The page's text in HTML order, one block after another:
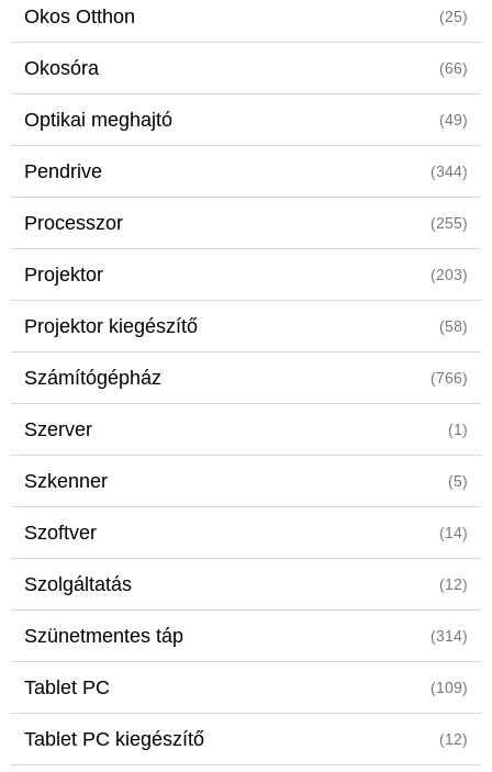
Okos Otthon (25)
Okosóra (66)
Optikai meghajtó (49)
Pendrive (344)
Processzor (255)
Projektor (203)
Projektor kiegészítő (58)
Számítógépház (766)
Szerver (1)
Szkenner (5)
Szoftver (14)
Szolgáltatás (12)
Szünetmentes táp (314)
Tablet PC (109)
Tablet PC kiegészítő (12)